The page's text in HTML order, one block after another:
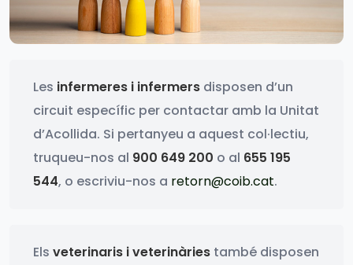
Les infermeres i infermers disposen d’un
circuit específic per contactar amb la Unitat
d’Acollida. Si pertanyeu a aquest col·lectiu,
truqueu-nos al 900 649 200 o al 655 195
544, o escriviu-nos a retorn@coib.cat.
Els veterinaris i veterinàries també disposen